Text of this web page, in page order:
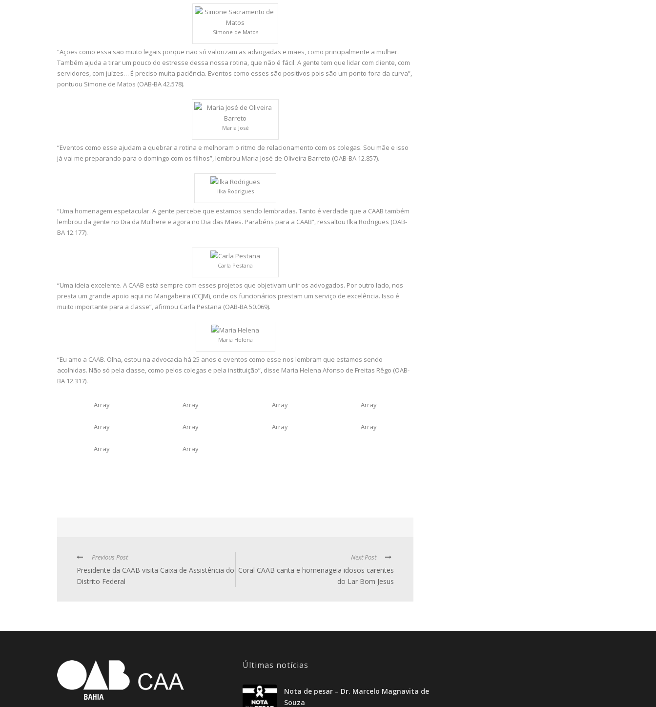
Simone de Matos
“Ações como essa são muito legais porque não só valorizam as advogadas e mães, como principalmente a mulher.
Também ajuda a tirar um pouco do estresse dessa nossa rotina, que não é fácil. A gente tem que lidar com cliente, com
servidores, com juízes… É preciso muita paciência. Eventos como esses são positivos pois são um ponto fora da curva”,
pontuou Simone de Matos (OAB-BA 42.578).
Maria José
“Eventos como esse ajudam a quebrar a rotina e melhoram o ritmo de relacionamento com os colegas. Sou mãe e isso
já vai me preparando para o domingo com os filhos”, lembrou Maria José de Oliveira Barreto (OAB-BA 12.857).
Ilka Rodrigues
“Uma homenagem espetacular. A gente percebe que estamos sendo lembradas. Tanto é verdade que a CAAB também
lembrou da gente no Dia da Mulhere e agora no Dia das Mães. Parabéns para a CAAB”, ressaltou Ilka Rodrigues (OAB-
BA 12.177).
Carla Pestana
“Uma ideia excelente. A CAAB está sempre com esses projetos que objetivam unir os advogados. Por outro lado, nos
presta um grande apoio aqui no Mangabeira (CCJM), onde os funcionários prestam um serviço de excelência. Isso é
muito importante para a classe”, afirmou Carla Pestana (OAB-BA 50.069).
Maria Helena
“Eu amo a CAAB. Olha, estou na advocacia há 25 anos e eventos como esse nos lembram que estamos sendo
acolhidas. Não só pela classe, como pelos colegas e pela instituição”, disse Maria Helena Afonso de Freitas Rêgo (OAB-
BA 12.317).
Array Array Array Array
Array Array Array Array
Array Array
Previous Post
Presidente da CAAB visita Caixa de Assistência do
Distrito Federal
Next Post
Coral CAAB canta e homenageia idosos carentes
do Lar Bom Jesus
Últimas notícias
Nota de pesar – Dr. Marcelo Magnavita de
Souza